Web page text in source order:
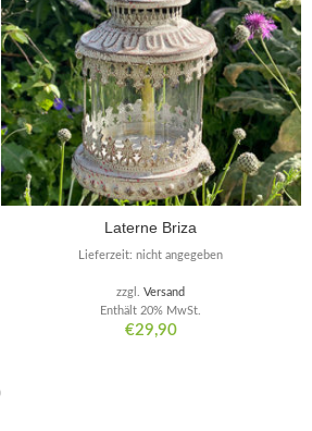
Laterne Briza
€29,90
Enthält 20% MwSt.
zzgl.Versand
Lieferzeit: nicht angegeben